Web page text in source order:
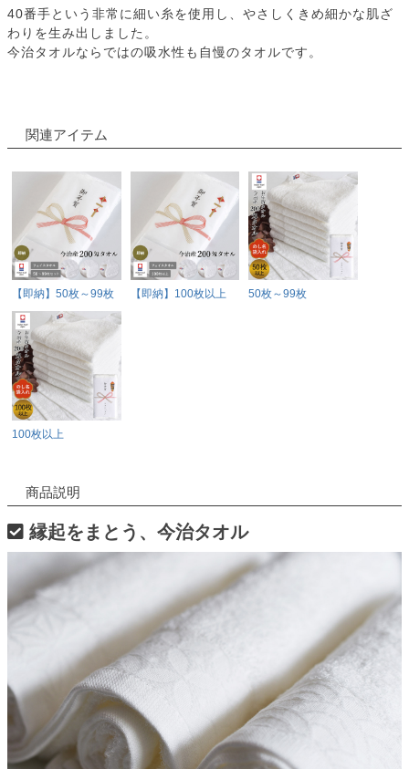
40番手という非常に細い糸を使用し、やさしくきめ細かな肌ざ
わりを生み出しました。
今治タオルならではの吸水性も自慢のタオルです。
関連アイテム
【即納】50枚～99枚 【即納】100枚以上 50枚～99枚
100枚以上
商品説明
縁起をまとう、今治タオル